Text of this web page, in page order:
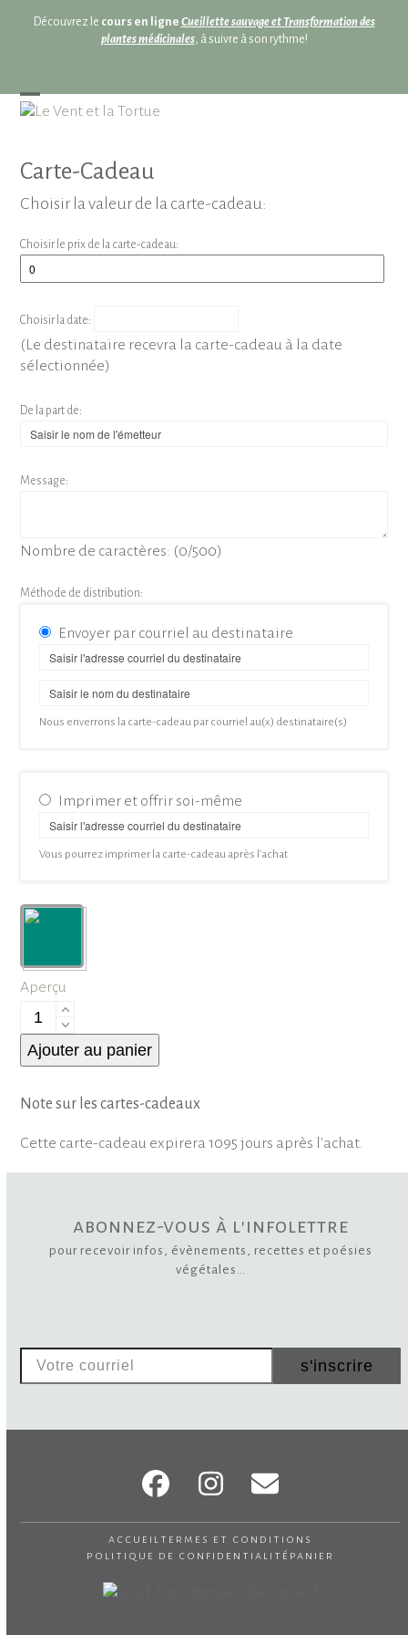
Découvrez le cours en ligne Cueillette sauvage et Transformation des
plantes médicinales, à suivre à son rythme!
Open
menu
Close
menu
Carte-Cadeau
Choisir la valeur de la carte-cadeau:
Choisir le prix de la carte-cadeau:
Choisir la date:
(Le destinataire recevra la carte-cadeau à la date
sélectionnée)
De la part de:
Message:
Nombre de caractères: (0/500)
Méthode de distribution:
Envoyer par courriel au destinataire
Nous enverrons la carte-cadeau par courriel au(x) destinataire(s)
Imprimer et offrir soi-même
Vous pourrez imprimer la carte-cadeau après l'achat
Aperçu
quantité
de
Carte-
Ajouter au panier
Note sur les cartes-cadeaux
Cette carte-cadeau expirera 1095 jours après l'achat.
abonnez-vous à l'infolettre
pour recevoir infos, évènements, recettes et poésies
végétales…
Votre
s'inscrire
FacebookInstagram
Email
accueil termes et conditions
politique de confidentialité panier